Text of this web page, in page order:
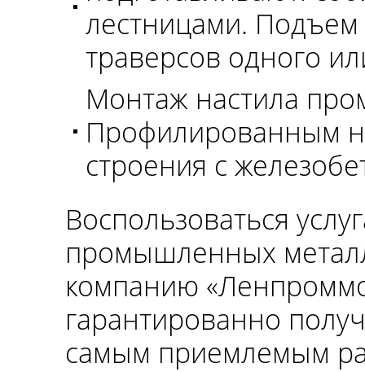
лестницами.
траверсов одного
Монтаж настила
Профилированным
строения с
Воспользоваться
промышленных
компанию
гарантированно
самым приемлемым